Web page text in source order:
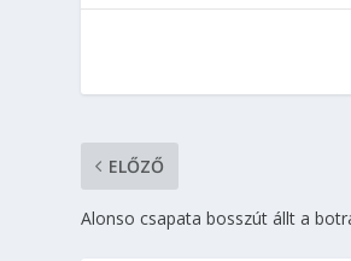
ELŐZŐ
Alonso csapata bosszút állt a